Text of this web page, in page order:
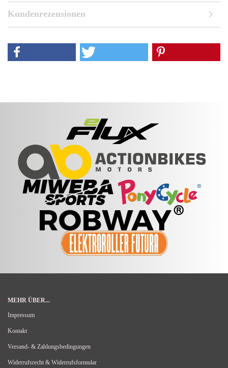
Kundenrezensionen
MEHR ÜBER...
Impressum
Kontakt
Versand- & Zahlungsbedingungen
Widerrufsrecht & Widerrufsformular